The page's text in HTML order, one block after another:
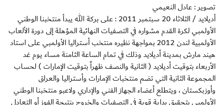
تصوير : عادل النعيمي
أديلايد / الثلاثاء 20 سبتمبر 2011 : على بركة الله يبدأ منتخبنا الوطني
الأولمبي لكرة القدم مشواره في التصفيات النهائية المؤهلة إلى دورة الألعاب
الأولمبية لندن 2012 بمواجهة نظيره منتخب أستراليا الأولمبي على استاد
هيند مارش بمدينة أديلايد وذلك في تمام الساعة الثامنة مساء يوم غد
الأربعاء بتوقيت أديلايد ( الثانية والنصف ظهراً بتوقيت الإمارات ) لحساب
المجموعة الثانية التي تضم منتخبات الإمارات وأستراليا والعراق
وأوزبكستان ، ويتطلع أعضاء الجهاز الفني والإداري ولاعبو منتخبنا الوطني
الأولمبي بتحقيق بداية قوية في التصفيات والخروج بنتيجة الفوز أو التعادل